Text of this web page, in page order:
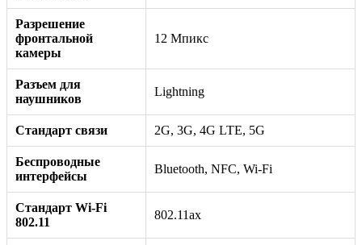
Разрешение
фронтальной
камеры
12 Мпикс
Разъем для
наушников
Lightning
Стандарт связи 2G, 3G, 4G LTE, 5G
Беспроводные
интерфейсы
Bluetooth, NFC, Wi-Fi
Стандарт Wi-Fi
802.11
802.11ax